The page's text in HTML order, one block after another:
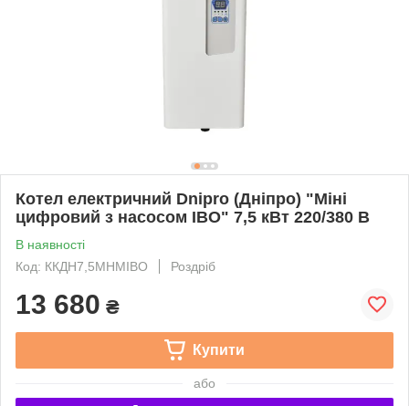
Котел електричний Dnipro (Дніпро) "Міні
цифровий з насосом IBO" 7,5 кВт 220/380 В
В наявності
Код: ККДН7,5МНМІВО
Роздріб
13 680 ₴
Купити
або